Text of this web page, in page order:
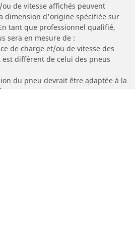
de vitesse affichés peuvent
dimension d'origine spécifiée sur
tant que professionnel qualifié,
sera en mesure de :
de charge et/ou de vitesse des
différent de celui des pneus
du pneu devrait être adaptée à la